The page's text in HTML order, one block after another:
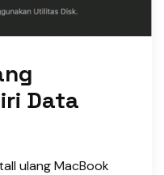
Data
ulang MacBook